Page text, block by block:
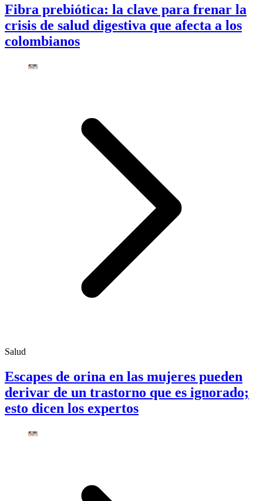
Fibra prebiótica: la clave para frenar la
crisis de salud digestiva que afecta a los
colombianos
Salud
Escapes de orina en las mujeres pueden
derivar de un trastorno que es ignorado;
esto dicen los expertos